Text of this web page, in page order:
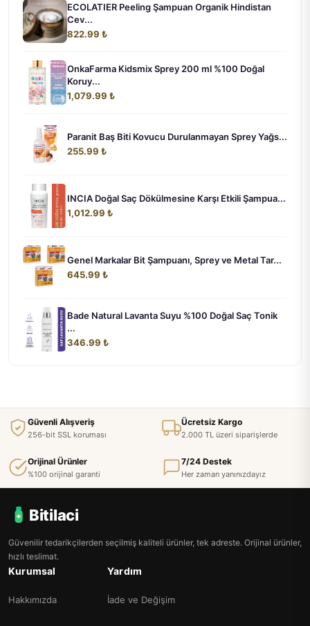
ECOLATIER Peeling Şampuan Organik Hindistan
Cev...
822.99 ₺
OnkaFarma Kidsmix Sprey 200 ml %100 Doğal
Koruy...
1,079.99 ₺
Paranit Baş Biti Kovucu Durulanmayan Sprey Yağs...
255.99 ₺
INCIA Doğal Saç Dökülmesine Karşı Etkili Şampua...
1,012.99 ₺
Genel Markalar Bit Şampuanı, Sprey ve Metal Tar...
645.99 ₺
Bade Natural Lavanta Suyu %100 Doğal Saç Tonik
...
346.99 ₺
Güvenli Alışveriş
256-bit SSL koruması
Ücretsiz Kargo
2.000 TL üzeri siparişlerde
Orijinal Ürünler
%100 orijinal garanti
7/24 Destek
Her zaman yanınızdayız
Bitilaci
Güvenilir tedarikçilerden seçilmiş kaliteli ürünler, tek adreste. Orijinal ürünler,
hızlı teslimat.
Kurumsal
Hakkımızda
Yardım
İade ve Değişim